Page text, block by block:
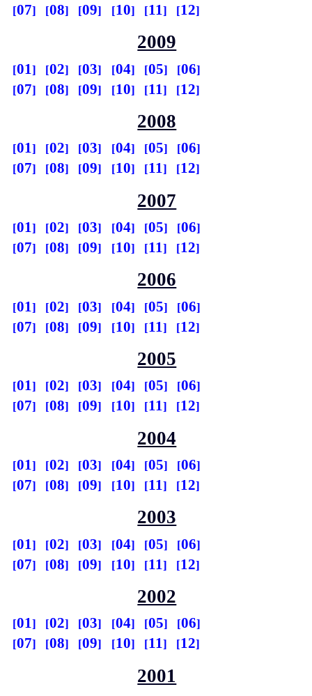
07
08 09 10 11 12
2009
01 02 03 04 05
06
07
08 09 10 11 12
2008
01 02 03 04 05
06
07
08 09 10 11 12
2007
01 02 03 04 05
06
07
08 09 10 11 12
2006
01 02 03 04 05
06
07
08 09 10 11 12
2005
01 02 03 04 05
06
07
08 09 10 11 12
2004
01 02 03 04 05
06
07
08 09 10 11 12
2003
01 02 03 04 05
06
07
08 09 10 11 12
2002
01 02 03 04 05
06
07
08 09 10 11 12
2001